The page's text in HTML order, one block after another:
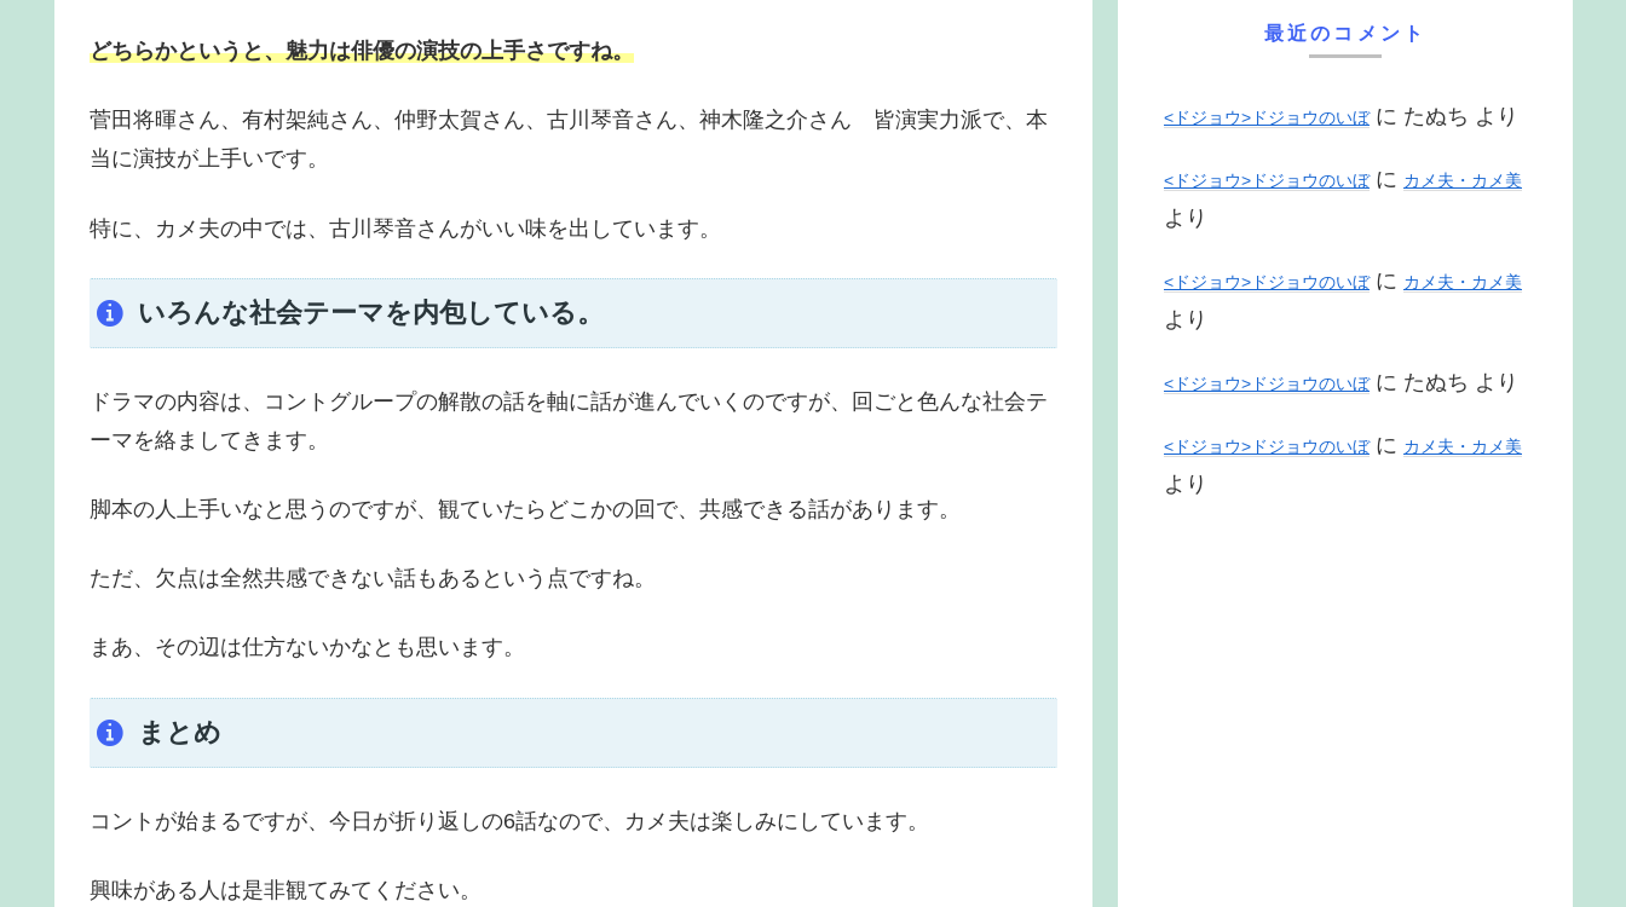
どちらかというと、魅力は俳優の演技の上手さですね。
菅田将暉さん、有村架純さん、仲野太賀さん、古川琴音さん、神木隆之介さん 皆演実力派で、本
当に演技が上手いです。
特に、カメ夫の中では、古川琴音さんがいい味を出しています。
いろんな社会テーマを内包している。
ドラマの内容は、コントグループの解散の話を軸に話が進んでいくのですが、回ごと色んな社会テ
ーマを絡ましてきます。
脚本の人上手いなと思うのですが、観ていたらどこかの回で、共感できる話があります。
ただ、欠点は全然共感できない話もあるという点ですね。
まあ、その辺は仕方ないかなとも思います。
まとめ
コントが始まるですが、今日が折り返しの6話なので、カメ夫は楽しみにしています。
興味がある人は是非観てみてください。
最近のコメント
<ドジョウ>ドジョウのいぼに たぬち より
<ドジョウ>ドジョウのいぼに カメ夫・カメ美
より
<ドジョウ>ドジョウのいぼに カメ夫・カメ美
より
<ドジョウ>ドジョウのいぼに たぬち より
<ドジョウ>ドジョウのいぼに カメ夫・カメ美
より